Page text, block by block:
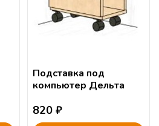
Подставка под
компьютер Дельта
820 ₽